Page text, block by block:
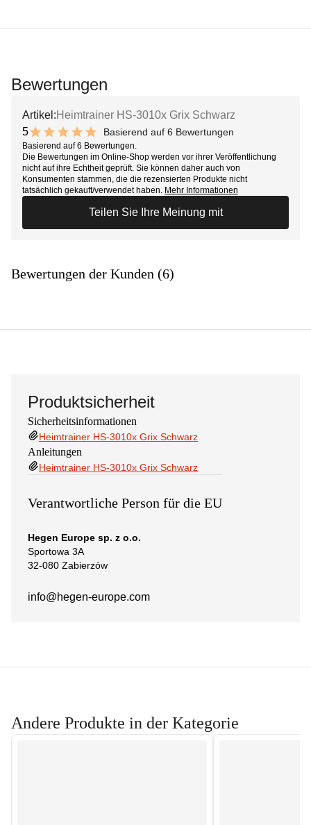
Bewertungen
Artikel: Heimtrainer HS-3010x Grix Schwarz
5
10 out of 10 stars
Basierend auf 6 Bewertungen
Basierend auf 6 Bewertungen.
Die Bewertungen im Online-Shop werden vor ihrer Veröffentlichung
nicht auf ihre Echtheit geprüft. Sie können daher auch von
Konsumenten stammen, die die rezensierten Produkte nicht
tatsächlich gekauft/verwendet haben. Mehr Informationen
Teilen Sie Ihre Meinung mit
Bewertungen der Kunden (6)
Produktsicherheit
Sicherheitsinformationen
Heimtrainer HS-3010x Grix Schwarz
Anleitungen
Heimtrainer HS-3010x Grix Schwarz
Verantwortliche Person für die EU
Hegen Europe sp. z o.o.
Sportowa 3A
32-080 Zabierzów
info@hegen-europe.com
Andere Produkte in der Kategorie